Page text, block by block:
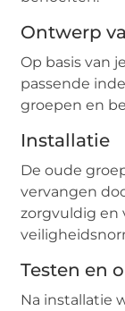
Ontwerp
Op basis van
passende
groepen en
Installatie
De oude
vervangen
zorgvuldig en
Testen en
Na installatie